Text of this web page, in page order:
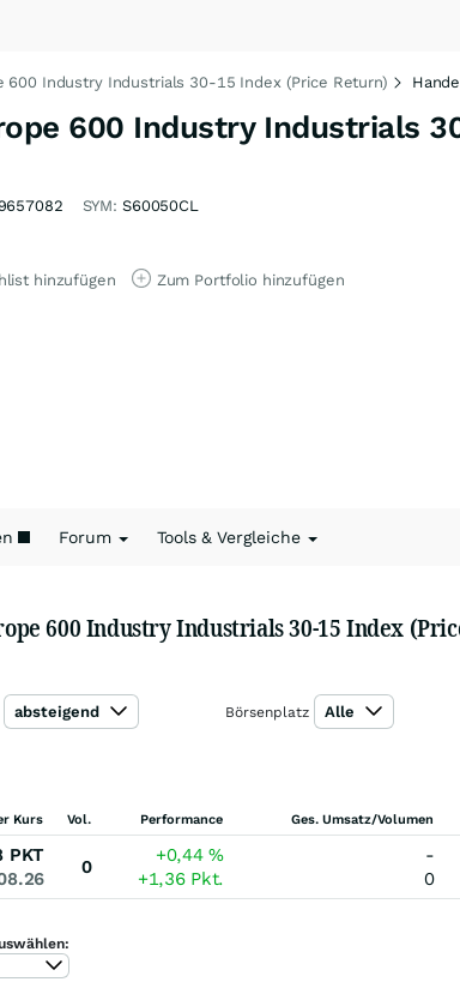
600 Industry Industrials 30-15 Index (Price Return)
600 Industry Industrials
SYM: S60050CL
hinzufügen Zum Portfolio hinzufügen
Forum Tools & Vergleiche
600 Industry Industrials 30-15 Index
absteigend Börsenplatz Alle
Kurs Vol. Performance Ges. Umsatz/Volumen
PKT
0
+0,44%
+1,36 Pkt.
-
0